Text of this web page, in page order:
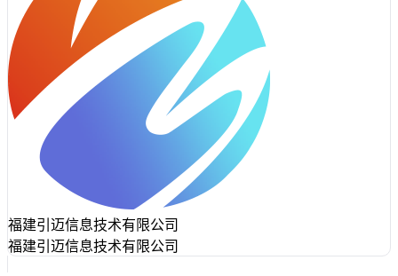
福建引迈信息技术有限公司
福建引迈信息技术有限公司